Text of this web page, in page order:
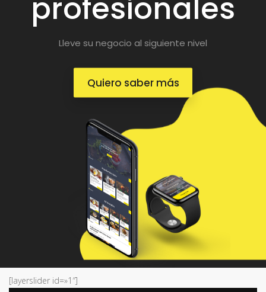
profesionales
Lleve su negocio al siguiente nivel
Quiero saber más
[layerslider id=»1″]